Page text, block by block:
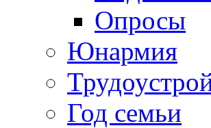
Опросы
Юнармия
Год семьи